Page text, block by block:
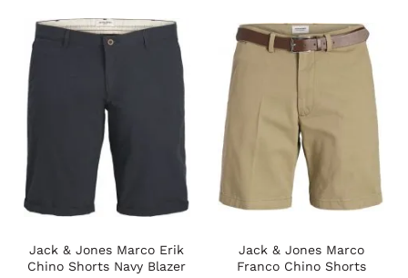
Jack & Jones Marco Erik
Chino Shorts Navy Blazer
Jack & Jones Marco
Franco Chino Shorts